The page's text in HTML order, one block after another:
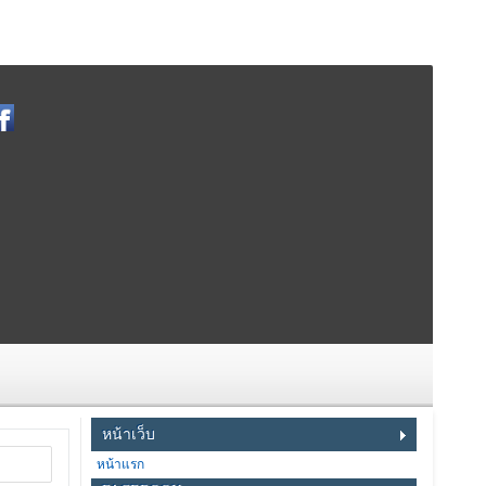
หน้าเว็บ
หน้าแรก